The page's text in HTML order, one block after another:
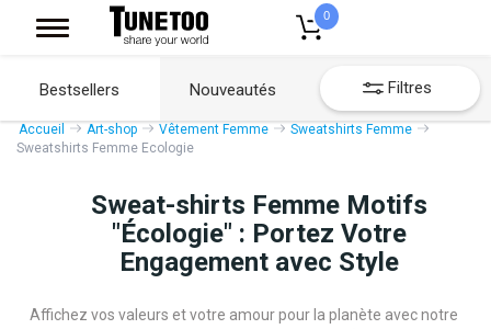
0
Bestsellers Nouveautés Filtres
Accueil Art-shop Vêtement Femme
Sweatshirts Femme
Sweatshirts Femme Ecologie
Sweat-shirts Femme Motifs
"Écologie" : Portez Votre
Engagement avec Style
Affichez vos valeurs et votre amour pour la planète avec notre